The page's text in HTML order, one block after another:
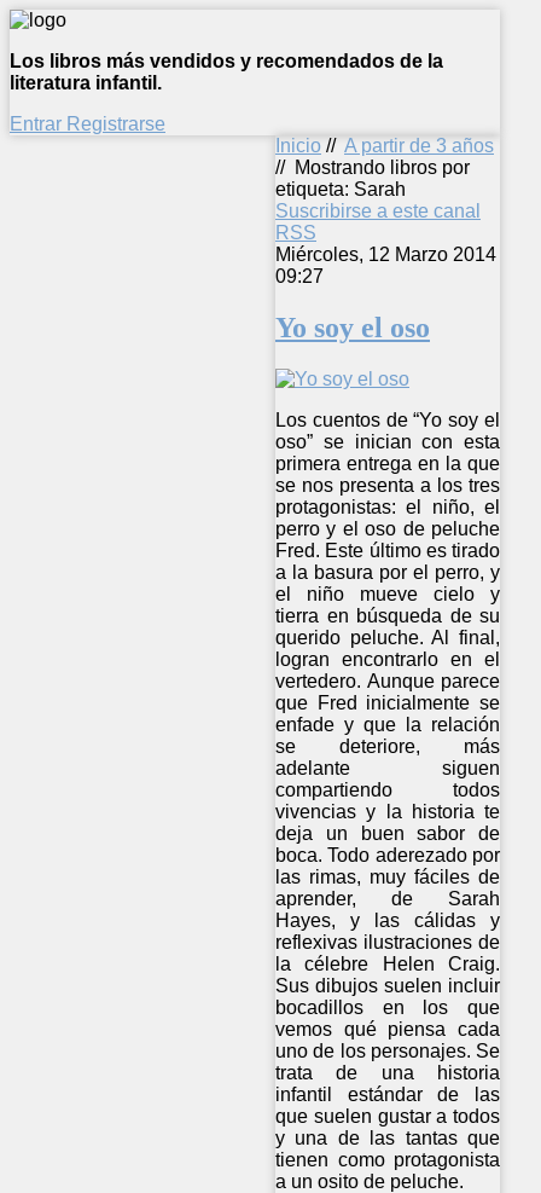
Los libros más vendidos y recomendados de la
literatura infantil.
Entrar Registrarse
Inicio // A partir de 3 años
// Mostrando libros por
etiqueta: Sarah
Suscribirse a este canal
RSS
Miércoles, 12 Marzo 2014
09:27
Yo soy el oso
Los cuentos de “Yo soy el
oso” se inician con esta
primera entrega en la que
se nos presenta a los tres
protagonistas: el niño, el
perro y el oso de peluche
Fred. Este último es tirado
a la basura por el perro, y
el niño mueve cielo y
tierra en búsqueda de su
querido peluche. Al final,
logran encontrarlo en el
vertedero. Aunque parece
que Fred inicialmente se
enfade y que la relación
se deteriore, más
adelante siguen
compartiendo todos
vivencias y la historia te
deja un buen sabor de
boca. Todo aderezado por
las rimas, muy fáciles de
aprender, de Sarah
Hayes, y las cálidas y
reflexivas ilustraciones de
la célebre Helen Craig.
Sus dibujos suelen incluir
bocadillos en los que
vemos qué piensa cada
uno de los personajes. Se
trata de una historia
infantil estándar de las
que suelen gustar a todos
y una de las tantas que
tienen como protagonista
a un osito de peluche.